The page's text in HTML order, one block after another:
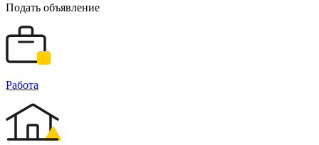
Подать объявление
Работа